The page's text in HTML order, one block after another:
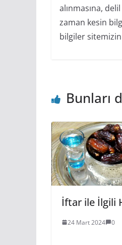
alınmasına,
zaman kesin
bilgiler
Bunları
İftar ile İlgili
24 Mart 2024 0